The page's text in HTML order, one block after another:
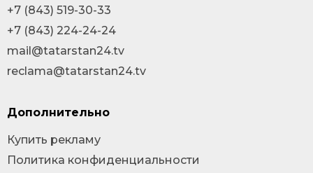
+7 (843) 519-30-33
+7 (843) 224-24-24
mail@tatarstan24.tv
reclama@tatarstan24.tv
Дополнительно
Купить рекламу
Политика конфиденциальности